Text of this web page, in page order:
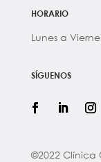
HORARIO
Lunes a
SÍGUENOS
©2022